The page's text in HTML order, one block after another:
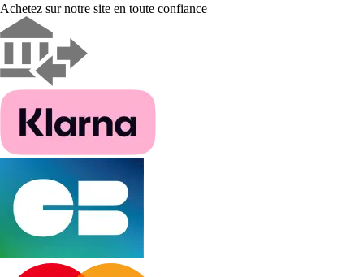
Achetez sur notre site en toute confiance